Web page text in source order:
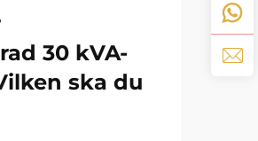
30 kVA-
ska du